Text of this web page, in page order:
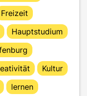
Freizeit
Hauptstudium
Kultur
lernen